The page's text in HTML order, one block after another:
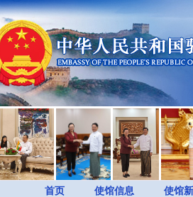
首页 使馆信息 使馆